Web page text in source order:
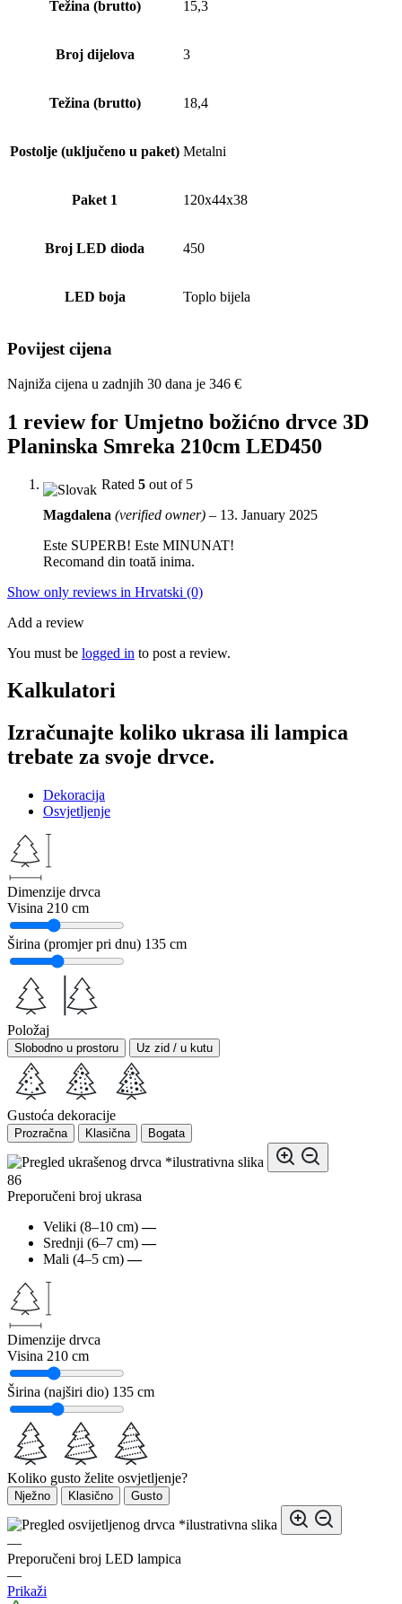
Težina (brutto) 15,3
Broj dijelova 3
Težina (brutto) 18,4
Postolje (uključeno u paket) Metalni
Paket 1 120x44x38
Broj LED dioda 450
LED boja Toplo bijela
Povijest cijena
Najniža cijena u zadnjih 30 dana je 346 €
1 review for Umjetno božićno drvce 3D
Planinska Smreka 210cm LED450
Rated 5 out of 5
Magdalena (verified owner) – 13. January 2025
Este SUPERB! Este MINUNAT!
Recomand din toată inima.
Show only reviews in Hrvatski (0)
Add a review
You must be logged in to post a review.
Kalkulatori
Izračunajte koliko ukrasa ili lampica
trebate za svoje drvce.
Dekoracija
Osvjetljenje
Dimenzije drvca
Visina 210 cm
Širina (promjer pri dnu) 135 cm
Položaj
Slobodno u prostoru Uz zid / u kutu
Gustoća dekoracije
Prozračna Klasična Bogata
*ilustrativna slika
86
Preporučeni broj ukrasa
Veliki (8–10 cm) —
Srednji (6–7 cm) —
Mali (4–5 cm) —
Dimenzije drvca
Visina 210 cm
Širina (najširi dio) 135 cm
Koliko gusto želite osvjetljenje?
Nježno Klasično Gusto
*ilustrativna slika
—
Preporučeni broj LED lampica
—
Prikaži